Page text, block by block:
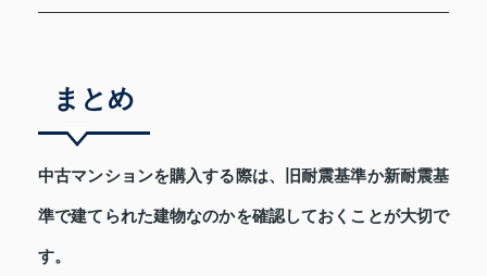
まとめ
中古マンションを購入する際は、旧耐震基準か新耐震基
準で建てられた建物なのかを確認しておくことが大切で
す。